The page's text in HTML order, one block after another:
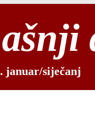
januar/siječanj